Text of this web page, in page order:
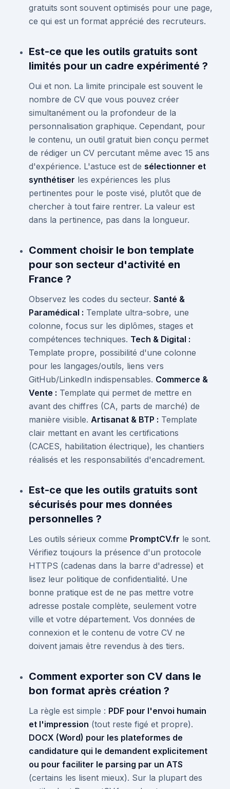
gratuits sont souvent optimisés pour une page,
ce qui est un format apprécié des recruteurs.
Est-ce que les outils gratuits sont
limités pour un cadre expérimenté ?
Oui et non. La limite principale est souvent le
nombre de CV que vous pouvez créer
simultanément ou la profondeur de la
personnalisation graphique. Cependant, pour
le contenu, un outil gratuit bien conçu permet
de rédiger un CV percutant même avec 15 ans
d'expérience. L'astuce est de sélectionner et
synthétiser les expériences les plus
pertinentes pour le poste visé, plutôt que de
chercher à tout faire rentrer. La valeur est
dans la pertinence, pas dans la longueur.
Comment choisir le bon template
pour son secteur d'activité en
France ?
Observez les codes du secteur. Santé &
Paramédical : Template ultra-sobre, une
colonne, focus sur les diplômes, stages et
compétences techniques. Tech & Digital :
Template propre, possibilité d'une colonne
pour les langages/outils, liens vers
GitHub/LinkedIn indispensables. Commerce &
Vente : Template qui permet de mettre en
avant des chiffres (CA, parts de marché) de
manière visible. Artisanat & BTP : Template
clair mettant en avant les certifications
(CACES, habilitation électrique), les chantiers
réalisés et les responsabilités d'encadrement.
Est-ce que les outils gratuits sont
sécurisés pour mes données
personnelles ?
Les outils sérieux comme PromptCV.fr le sont.
Vérifiez toujours la présence d'un protocole
HTTPS (cadenas dans la barre d'adresse) et
lisez leur politique de confidentialité. Une
bonne pratique est de ne pas mettre votre
adresse postale complète, seulement votre
ville et votre département. Vos données de
connexion et le contenu de votre CV ne
doivent jamais être revendus à des tiers.
Comment exporter son CV dans le
bon format après création ?
La règle est simple : PDF pour l'envoi humain
et l'impression (tout reste figé et propre).
DOCX (Word) pour les plateformes de
candidature qui le demandent explicitement
ou pour faciliter le parsing par un ATS
(certains les lisent mieux). Sur la plupart des